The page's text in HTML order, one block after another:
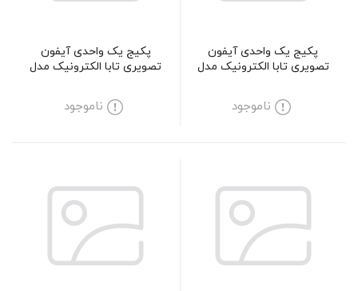
پکیج یک واحدی آیفون
تصویری تابا الکترونیک مدل
ناموجود
پکیج یک واحدی آیفون
تصویری تابا الکترونیک مدل
ناموجود